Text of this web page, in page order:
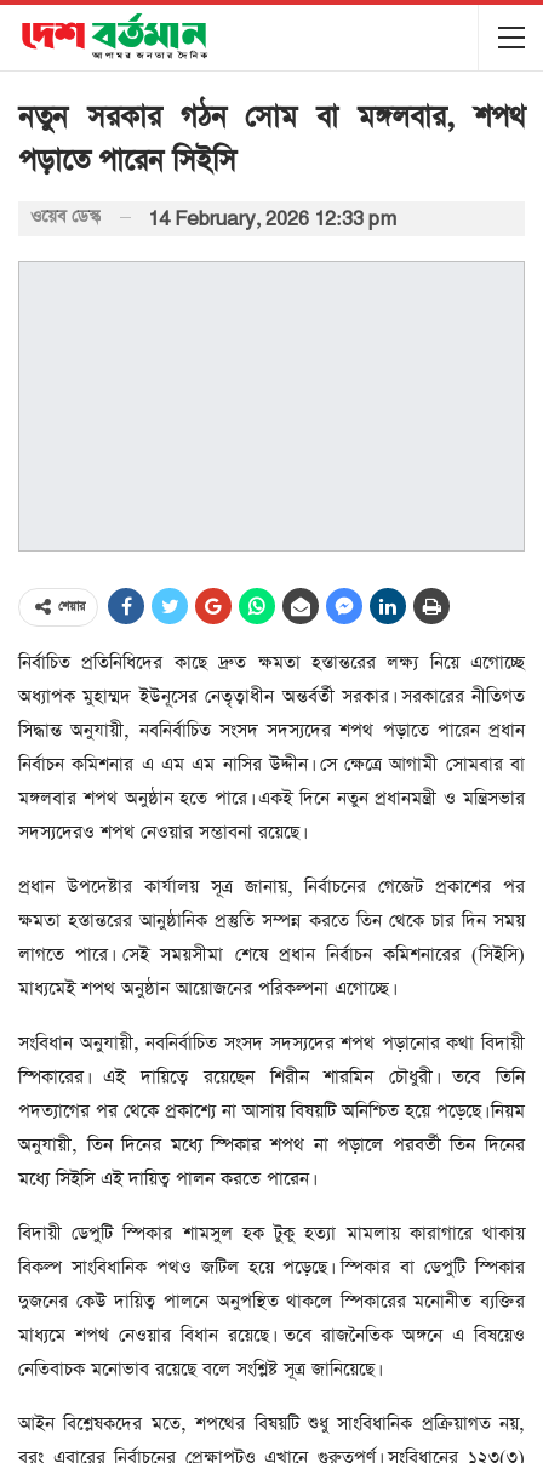
নতুন সরকার গঠন সোম বা মঙ্গলবার, শপথ
পড়াতে পারেন সিইসি
ওয়েব ডেস্ক 14 February, 2026 12:33 pm
শেয়ার
নির্বাচিত প্রতিনিধিদের কাছে দ্রুত ক্ষমতা হস্তান্তরের লক্ষ্য নিয়ে এগোচ্ছে
অধ্যাপক মুহাম্মদ ইউনূসের নেতৃত্বাধীন অন্তর্বর্তী সরকার। সরকারের নীতিগত
সিদ্ধান্ত অনুযায়ী, নবনির্বাচিত সংসদ সদস্যদের শপথ পড়াতে পারেন প্রধান
নির্বাচন কমিশনার এ এম এম নাসির উদ্দীন। সে ক্ষেত্রে আগামী সোমবার বা
মঙ্গলবার শপথ অনুষ্ঠান হতে পারে। একই দিনে নতুন প্রধানমন্ত্রী ও মন্ত্রিসভার
সদস্যদেরও শপথ নেওয়ার সম্ভাবনা রয়েছে।
প্রধান উপদেষ্টার কার্যালয় সূত্র জানায়, নির্বাচনের গেজেট প্রকাশের পর
ক্ষমতা হস্তান্তরের আনুষ্ঠানিক প্রস্তুতি সম্পন্ন করতে তিন থেকে চার দিন সময়
লাগতে পারে। সেই সময়সীমা শেষে প্রধান নির্বাচন কমিশনারের (সিইসি)
মাধ্যমেই শপথ অনুষ্ঠান আয়োজনের পরিকল্পনা এগোচ্ছে।
সংবিধান অনুযায়ী, নবনির্বাচিত সংসদ সদস্যদের শপথ পড়ানোর কথা বিদায়ী
স্পিকারের। এই দায়িত্বে রয়েছেন শিরীন শারমিন চৌধুরী। তবে তিনি
পদত্যাগের পর থেকে প্রকাশ্যে না আসায় বিষয়টি অনিশ্চিত হয়ে পড়েছে। নিয়ম
অনুযায়ী, তিন দিনের মধ্যে স্পিকার শপথ না পড়ালে পরবর্তী তিন দিনের
মধ্যে সিইসি এই দায়িত্ব পালন করতে পারেন।
বিদায়ী ডেপুটি স্পিকার শামসুল হক টুকু হত্যা মামলায় কারাগারে থাকায়
বিকল্প সাংবিধানিক পথও জটিল হয়ে পড়েছে। স্পিকার বা ডেপুটি স্পিকার
দুজনের কেউ দায়িত্ব পালনে অনুপস্থিত থাকলে স্পিকারের মনোনীত ব্যক্তির
মাধ্যমে শপথ নেওয়ার বিধান রয়েছে। তবে রাজনৈতিক অঙ্গনে এ বিষয়েও
নেতিবাচক মনোভাব রয়েছে বলে সংশ্লিষ্ট সূত্র জানিয়েছে।
আইন বিশ্লেষকদের মতে, শপথের বিষয়টি শুধু সাংবিধানিক প্রক্রিয়াগত নয়,
বরং এবারের নির্বাচনের প্রেক্ষাপটও এখানে গুরুত্বপূর্ণ। সংবিধানের ১২৩(৩)